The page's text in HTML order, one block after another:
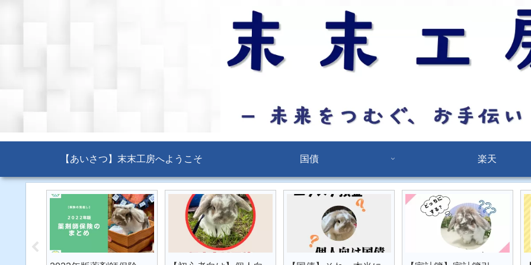
【あいさつ】末末工房へようこそ 国債 楽天